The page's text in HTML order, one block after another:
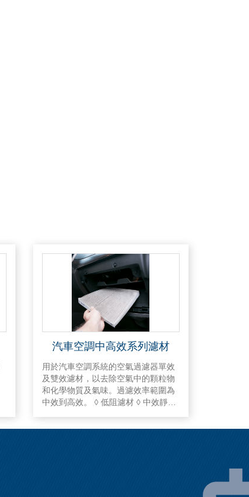
汽車空調中高效系列濾材
用於汽車空調系統的空氣過濾器單效
及雙效濾材，以去除空氣中的顆粒物
和化學物質及氣味。過濾效率範圍為
中效到高效。 ◊ 低阻濾材 ◊ 中效靜電